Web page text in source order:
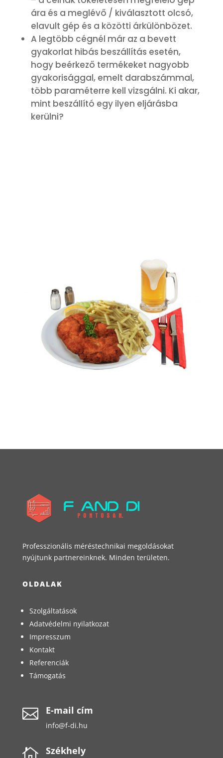
ára és a meglévő / kiválasztott olcsó,
elavult gép és a közötti árkülönbözet.
A legtöbb cégnél már az a bevett
gyakorlat hibás beszállítás esetén,
hogy beérkező termékeket nagyobb
gyakorisággal, emelt darabszámmal,
több paraméterre kell vizsgálni. Ki akar,
mint beszállító egy ilyen eljárásba
kerülni?
Professzionális méréstechnikai megoldásokat
nyújtunk partnereinknek. Minden területen.
OLDALAK
Szolgáltatások
Adatvédelmi nyilatkozat
Impresszum
Kontakt
Referenciák
Támogatás
 E-mail cím
info@f-di.hu
 Székhely